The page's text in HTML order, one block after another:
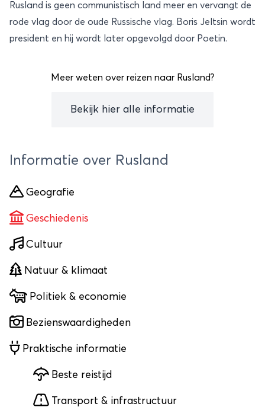
Rusland is geen communistisch land meer en vervangt de
rode vlag door de oude Russische vlag. Boris Jeltsin wordt
president en hij wordt later opgevolgd door Poetin.
Meer weten over reizen naar Rusland?
Bekijk hier alle informatie
Informatie over Rusland
Geografie
Geschiedenis
Cultuur
Natuur & klimaat
Politiek & economie
Bezienswaardigheden
Praktische informatie
Beste reistijd
Transport & infrastructuur